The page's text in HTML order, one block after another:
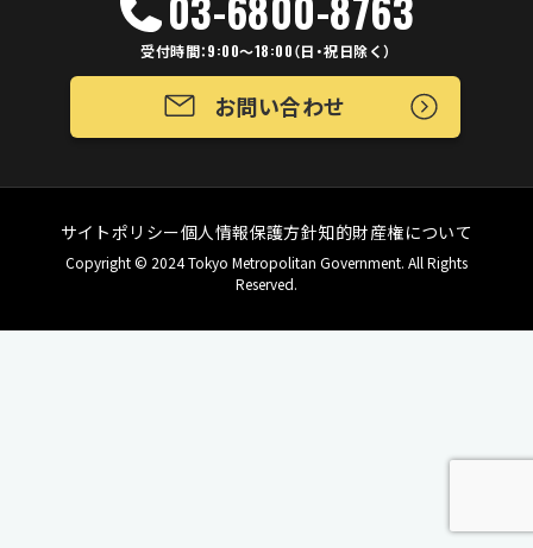
受付時間：9:00～18:00（日・祝日除く）
お問い合わせ
サイトポリシー個人情報保護方針知的財産権について
Copyright © 2024 Tokyo Metropolitan Government. All Rights
Reserved.